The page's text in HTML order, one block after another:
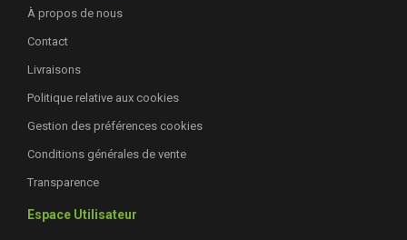
À propos de nous
Contact
Livraisons
Politique relative aux cookies
Gestion des préférences cookies
Conditions générales de vente
Transparence
Espace Utilisateur